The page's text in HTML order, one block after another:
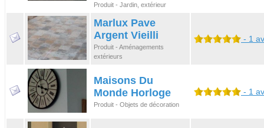
Produit - Jardin, extérieur
Marlux Pave
Argent Vieilli
Produit - Aménagements
extérieurs
- 1
Maisons Du
Monde Horloge
Produit - Objets de décoration
- 1